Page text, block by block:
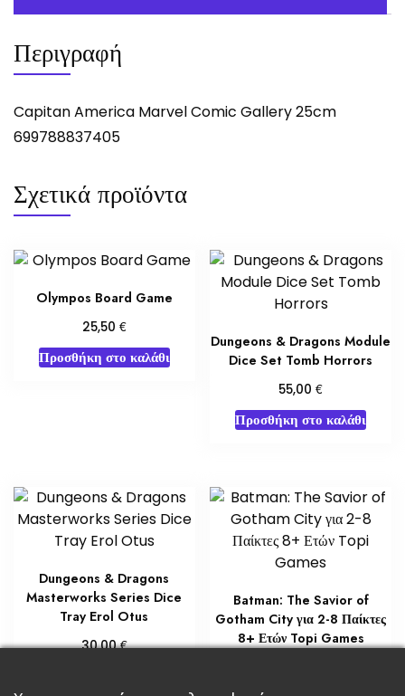
Περιγραφή
Capitan America Marvel Comic Gallery 25cm
699788837405
Σχετικά προϊόντα
Olympos Board Game
25,50 €
Προσθήκη στο καλάθι
Dungeons & Dragons Module
Dice Set Tomb Horrors
55,00€
Προσθήκη στο καλάθι
Dungeons & Dragons
Masterworks Series Dice
Tray Erol Otus
30,00€
Batman: The Savior of
Gotham City για 2-8 Παίκτες
8+ Ετών Topi Games